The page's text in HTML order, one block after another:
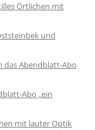
Örtlichen mit
und
das Abendblatt-Abo
Abo „ein
mit lauter Optik